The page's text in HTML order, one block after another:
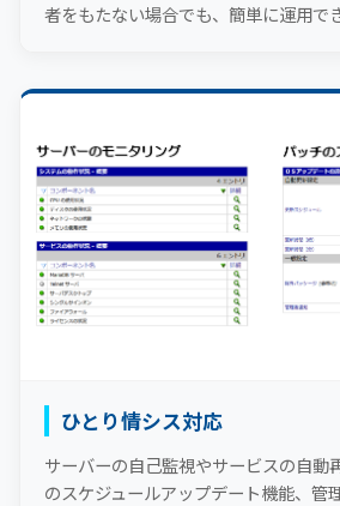
者をもたない場合でも、簡単に運用で
ひとり情シス対応
サーバーの自己監視やサービスの自動
のスケジュールアップデート機能、管